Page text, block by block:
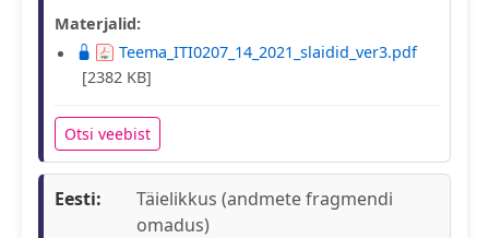
Materjalid:
Teema_ITI0207_14_2021_slaidid_ver3.pdf
[2382 KB]
Otsi veebist
Eesti:
Täielikkus (andmete fragmendi
omadus)